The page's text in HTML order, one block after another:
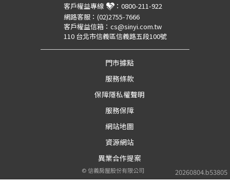
20260804.b53805
客戶權益專線 ： 0800-211-922
網路客服： (02)2755-7666
客戶權益信箱： cs@sinyi.com.tw
110 台北市信義區信義路五段100號
門市據點
服務條款
保障隱私權聲明
服務保障
網站地圖
資源網站
異業合作提案
©信義房屋股份有限公司